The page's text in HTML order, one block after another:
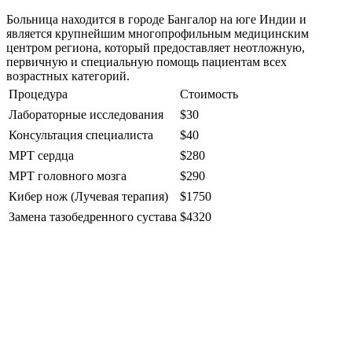
Больница находится в городе Бангалор на юге Индии и
является крупнейшим многопрофильным медицинским
центром региона, который предоставляет неотложную,
первичную и специальную помощь пациентам всех
возрастных категорий.
Процедура
Стоимость
Лабораторные исследования
$30
Консультация специалиста
$40
МРТ сердца
$280
МРТ головного мозга
$290
Кибер нож (Лучевая терапия)
$1750
Замена тазобедренного сустава $4320